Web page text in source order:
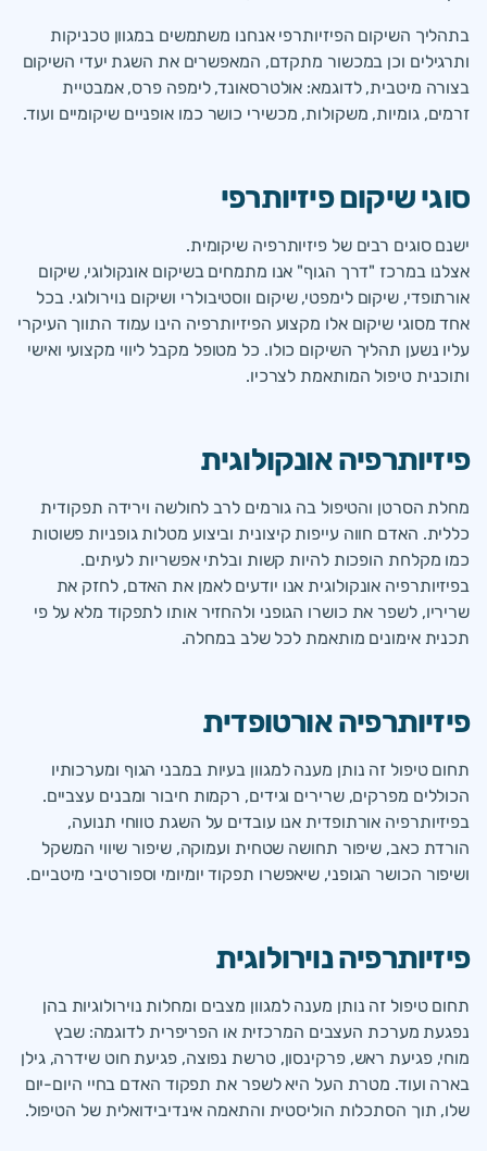
בתהליך השיקום הפיזיותרפי אנחנו משתמשים במגוון טכניקות
ותרגילים וכן במכשור מתקדם, המאפשרים את השגת יעדי השיקום
בצורה מיטבית, לדוגמא: אולטרסאונד, לימפה פרס, אמבטיית
זרמים, גומיות, משקולות, מכשירי כושר כמו אופניים שיקומיים ועוד.
סוגי שיקום פיזיותרפי
ישנם סוגים רבים של פיזיותרפיה שיקומית.
אצלנו במרכז "דרך הגוף" אנו מתמחים בשיקום אונקולוגי, שיקום
אורתופדי, שיקום לימפטי, שיקום ווסטיבולרי ושיקום נוירולוגי. בכל
אחד מסוגי שיקום אלו מקצוע הפיזיותרפיה הינו עמוד התווך העיקרי
עליו נשען תהליך השיקום כולו. כל מטופל מקבל ליווי מקצועי ואישי
ותוכנית טיפול המותאמת לצרכיו.
פיזיותרפיה אונקולוגית
מחלת הסרטן והטיפול בה גורמים לרב לחולשה וירידה תפקודית
כללית. האדם חווה עייפות קיצונית וביצוע מטלות גופניות פשוטות
כמו מקלחת הופכות להיות קשות ובלתי אפשריות לעיתים.
בפיזיותרפיה אונקולוגית אנו יודעים לאמן את האדם, לחזק את
שריריו, לשפר את כושרו הגופני ולהחזיר אותו לתפקוד מלא על פי
תכנית אימונים מותאמת לכל שלב במחלה.
פיזיותרפיה אורטופדית
תחום טיפול זה נותן מענה למגוון בעיות במבני הגוף ומערכותיו
הכוללים מפרקים, שרירים וגידים, רקמות חיבור ומבנים עצביים.
בפיזיותרפיה אורתופדית אנו עובדים על השגת טווחי תנועה,
הורדת כאב, שיפור תחושה שטחית ועמוקה, שיפור שיווי המשקל
ושיפור הכושר הגופני, שיאפשרו תפקוד יומיומי וספורטיבי מיטביים.
פיזיותרפיה נוירולוגית
תחום טיפול זה נותן מענה למגוון מצבים ומחלות נוירולוגיות בהן
נפגעת מערכת העצבים המרכזית או הפריפרית לדוגמה: שבץ
מוחי, פגיעת ראש, פרקינסון, טרשת נפוצה, פגיעת חוט שידרה, גילן
בארה ועוד. מטרת העל היא לשפר את תפקוד האדם בחיי היום-יום
שלו, תוך הסתכלות הוליסטית והתאמה אינדיבידואלית של הטיפול.